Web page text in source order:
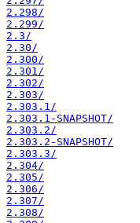
2.298/
2.299/
2.3/
2.30/
2.300/
2.301/
2.302/
2.303/
2.303.1/
2.303.1-SNAPSHOT/
2.303.2/
2.303.2-SNAPSHOT/
2.303.3/
2.304/
2.305/
2.306/
2.307/
2.308/